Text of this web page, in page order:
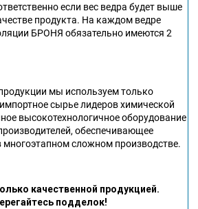
если вес ведра будет выше
продукта. На каждом ведре
БРОНЯ обязательно имеются 2
мы используем только
сырье лидеров химической
высокотехнологичное оборудование
обеспечивающее
многоэтапном сложном производстве.
качественной продукцией.
подделок!